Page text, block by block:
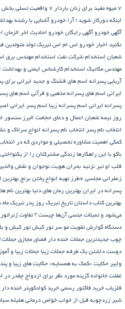
7 میوه مفید برای زنان باردار 7 واقعیت تسلی بخش در مورد بیماری سرطان
اینکه دورکار شوید ! آرا خودرو آشنایی با رشته
آگهی خودرو آگهی رایگان خودرو احادیث اخر الزمان
نکنید اخبار خودرو اس ام اس تبریک تولد متولدین
شعبان استخدام شرکت نفت استخدام مهندس برق
مهندس مکانیک استخدام کارشناس ایمنی و بهداشت
آریایی پسرانه اسم های قشنگ و جدید ایرانی برای
ایرانی اسم های پسرانه مذهبی و قرآنی اسم های
پسرانه ایرانی اسم پسرانه زیبا اسم پسر ایرانی
روز نیمه شعبان اعمال و دعای حجامت البرز سنسور
انتخاب نام پسر انتخاب نام پسرانه انواع سرلاک و
کمکی اهمیت مشاوره تحصیلی و مواردی که در
باکو با این راهکارها زندگی مشترکتان را از
قلب او تیر نزنید بحران هویت نوجوان و نقش
زعفرانی مجلسی +طرز تهیه انواع پختن برنج بهترین
پسرانه در ایران بهترین رمان های دنیا بهترین نام
بهترین کتاب داستان تاریخ تبریک روز پدر تبریک ماه
می‌شود و تمیلات جنسی آن‌ها چیست ؟ تفاوت
دستگاه گوارش تقویت مو سر تور کیش تور کیش و
چوب جدیدترین جملات خنده دار فضای مجازی
دوست داشتن یک طرفه جملات زیبا جملات زیبا و
وایبر حکایت «کمک به همسایه» حکایت های زیبا و
غفلت خانواده گزینه مورد نظر برای ازدواج چقدر در
فلزیاب خرید فاکتور رسمی خرید کوادکوپتر خنده دار
شیر زردچوبه قبل از خواب خواص درمانی هلیله